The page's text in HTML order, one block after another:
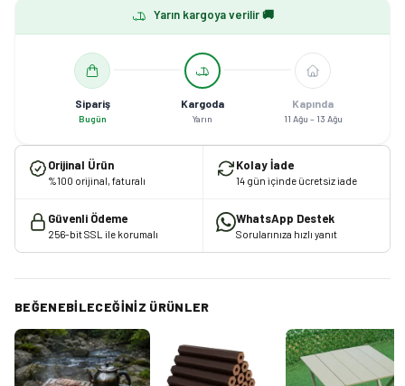
Yarın kargoya verilir 🚚
Sipariş
Bugün
Kargoda
Yarın
Kapında
11 Ağu – 13 Ağu
Orijinal Ürün
%100 orijinal, faturalı
Kolay İade
14 gün içinde ücretsiz iade
Güvenli Ödeme
256-bit SSL ile korumalı
WhatsApp Destek
Sorularınıza hızlı yanıt
BEĞENEBILECEĞINIZ ÜRÜNLER